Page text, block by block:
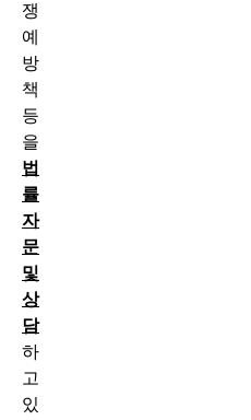
쟁
예
방
책
등
을
법
률
자
문
및
상
담
하
고
있